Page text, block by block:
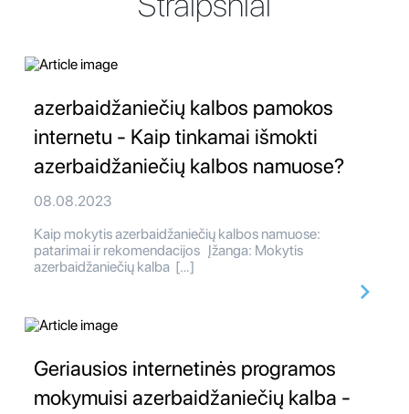
azerbaidžaniečių kalbos pamokos
internetu - Kaip tinkamai išmokti
azerbaidžaniečių kalbos namuose?
08.08.2023
Kaip mokytis azerbaidžaniečių kalbos namuose:
patarimai ir rekomendacijos Įžanga: Mokytis
azerbaidžaniečių kalba […]
Geriausios internetinės programos
mokymuisi azerbaidžaniečių kalba -